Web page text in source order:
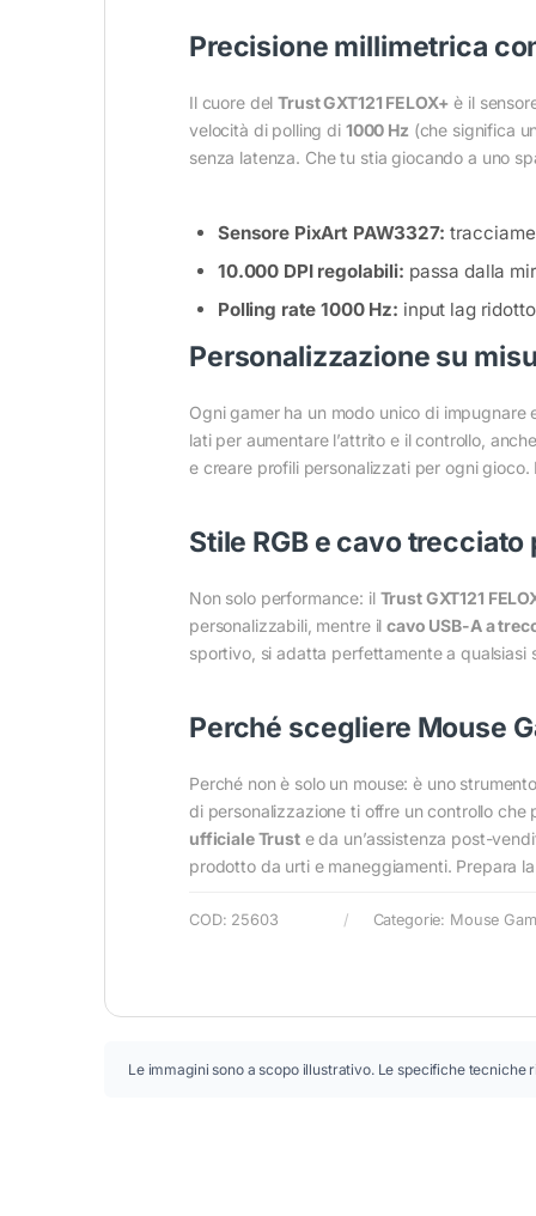
Precisione millimetrica
Il cuore delTrust GXT121 FELOX+ è il
velocità di polling di 1000 Hz (che significa
senza latenza. Che tu stia giocando a uno
Sensore PixArt PAW3327:
10.000 DPI regolabili: passa dalla
Polling rate 1000 Hz: input lag
Personalizzazione su
Ogni gamer ha un modo unico di impugnare
lati per aumentare l’attrito e il controllo,
e creare profili personalizzati per ogni
Stile RGB e cavo
Non solo performance: il Trust GXT121
personalizzabili, mentre ilcavo USB-A a
sportivo, si adatta perfettamente a qualsiasi
Perché scegliere Mouse
Perché non è solo un mouse: è uno
di personalizzazione ti offre un controllo
ufficiale Truste da un’assistenza post-
prodotto da urti e maneggiamenti. Prepara
COD: 25603 Categorie: Mouse
Le immagini sono a scopo illustrativo. Le specifiche